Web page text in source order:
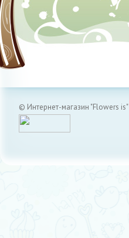
© Интернет-магазин "Flowers is"